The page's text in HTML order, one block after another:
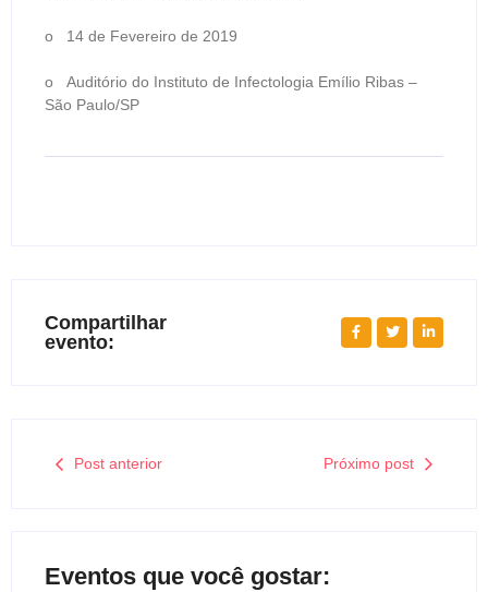
o 14 de Fevereiro de 2019
o Auditório do Instituto de Infectologia Emílio Ribas –
São Paulo/SP
Compartilhar
evento:
Post anterior Próximo post
Eventos que você gostar: